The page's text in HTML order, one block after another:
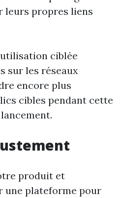
leurs propres liens
ciblée
sur les réseaux
encore plus
cibles pendant cette
produit et
une plateforme pour